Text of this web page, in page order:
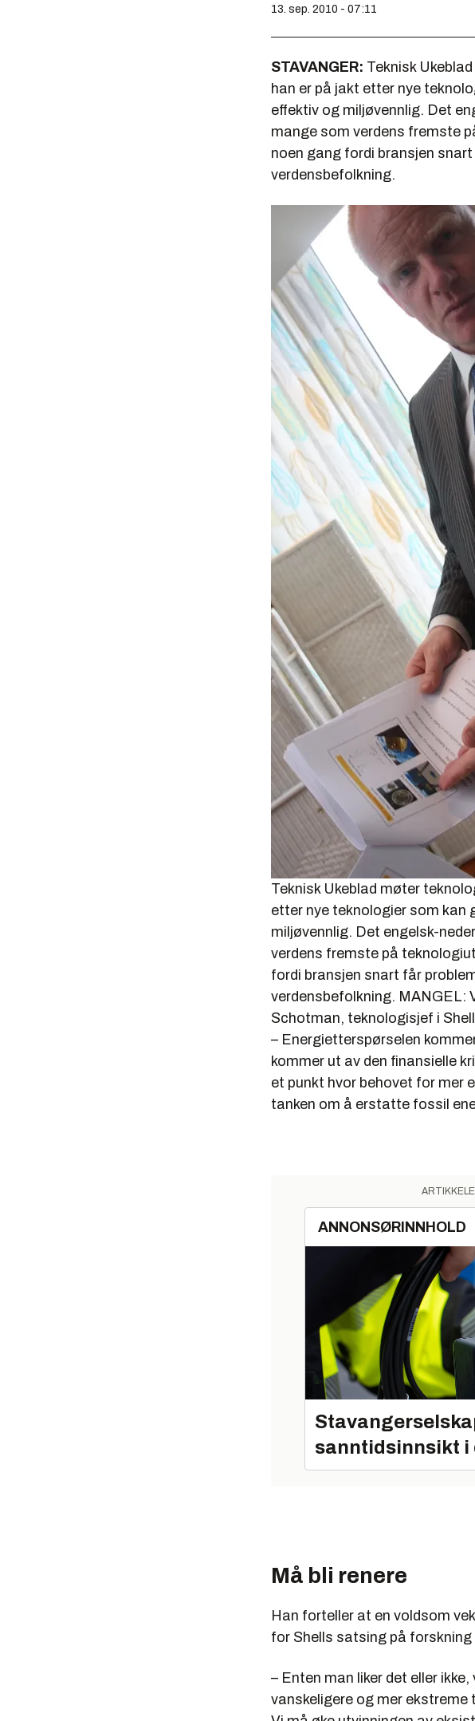
13. sep. 2010 - 07:11
STAVANGER: Teknisk
han er på jakt etter nye
effektiv og miljøvennlig. Det
mange som verdens fremste
noen gang fordi bransjen
verdensbefolkning.
Teknisk Ukeblad møter
etter nye teknologier som kan
miljøvennlig. Det engelsk-
verdens fremste på
fordi bransjen snart får
verdensbefolkning. MANGEL:
Schotman, teknologisjef i
– Energietterspørselen
kommer ut av den finansielle
et punkt hvor behovet for mer
tanken om å erstatte fossil
ANNONSØRINNHOLD
sanntidsinnsikt
Må bli renere
Han forteller at en voldsom
for Shells satsing på
– Enten man liker det eller
vanskeligere og mer